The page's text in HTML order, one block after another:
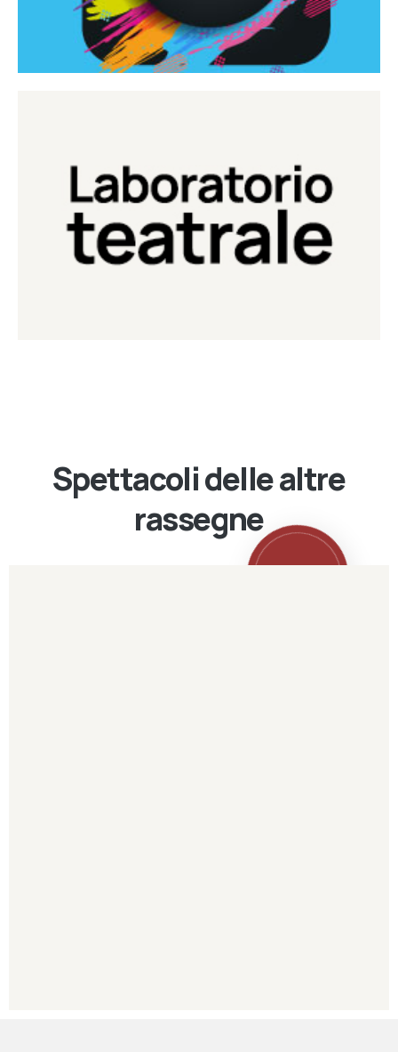
Laboratorio Teatrale
Laboratorio di teatro del Teatro Eduardo de Filippo
Continua
Spettacoli delle altre
rassegne